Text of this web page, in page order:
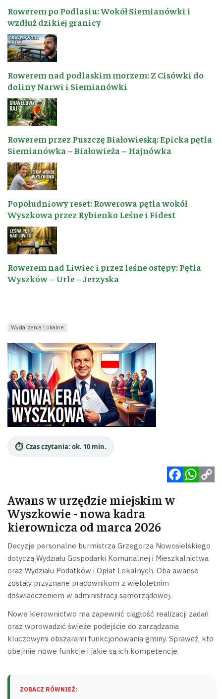
Rowerem po Podlasiu: Wokół Siemianówki i
wzdłuż dzikiej granicy
Rowerem nad podlaskim morzem: Z Cisówki do
doliny Narwi i Siemianówki
Rowerem przez Puszczę Białowieską: Epicka pętla
Siemianówka – Białowieża – Hajnówka
Popołudniowy reset: Rowerowa pętla wokół
Wyszkowa przez Rybienko Leśne i Fidest
Rowerem nad Liwiec i przez leśne ostępy: Pętla
Wyszków – Urle – Jerzyska
Wydarzenia Lokalne
⏱️ Czas czytania: ok. 10 min.
Awans w urzędzie miejskim w
Wyszkowie - nowa kadra
kierownicza od marca 2026
Decyzje personalne burmistrza Grzegorza Nowosielskiego
dotyczą Wydziału Gospodarki Komunalnej i Mieszkalnictwa
oraz Wydziału Podatków i Opłat Lokalnych. Oba awanse
zostały przyznane pracownikom z wieloletnim
doświadczeniem w administracji samorządowej.
Nowe kierownictwo ma zapewnić ciągłość realizacji zadań
oraz wprowadzić świeże podejście do zarządzania
kluczowymi obszarami funkcjonowania gminy. Sprawdź, kto
obejmie nowe funkcje i jakie są ich kompetencje.
ZOBACZ RÓWNIEŻ: